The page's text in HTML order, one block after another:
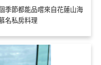
季節都能品嚐來自花蓮山海
名私房料理